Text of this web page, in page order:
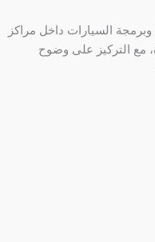
السيارات داخل مراكز
مع التركيز على وضوح